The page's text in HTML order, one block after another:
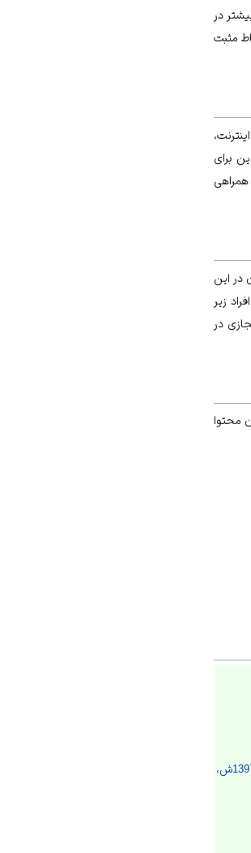
در
مثبت
برای
سایر کاربران در این
زیر
در
محتوا
قراباغی و دیگران، «تأثیر شبکه‌های محازی بر حجاب و عفاف، هویت دینی و فردی، تعامل با خانواده و افسردگی و انزوا در بین جوانان»، 1397ش،